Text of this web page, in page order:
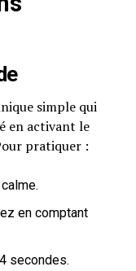
simple qui
en activant le
pratiquer :
en comptant
secondes.